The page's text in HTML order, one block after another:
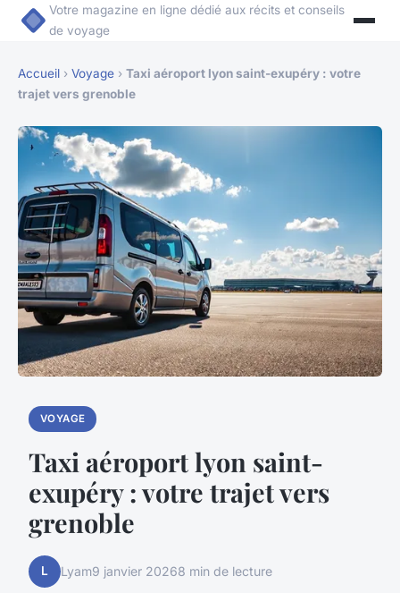
Votre magazine en ligne dédié aux récits et conseils
de voyage
Accueil › Voyage › Taxi aéroport lyon saint-exupéry : votre
trajet vers grenoble
VOYAGE
Taxi aéroport lyon saint-
exupéry : votre trajet vers
grenoble
L Lyam9 janvier 20268 min de lecture